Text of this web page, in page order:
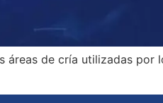
de cría utilizadas por